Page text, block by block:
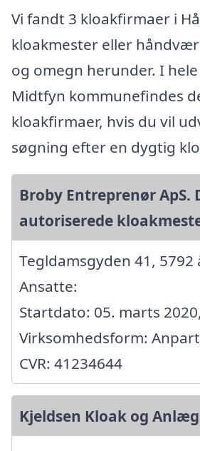
Vi fandt 3 kloakfirmaer i
kloakmester eller
og omegn herunder. I
Midtfyn kommunefindes
kloakfirmaer, hvis du vil
søgning efter en dygtig
Broby Entreprenør ApS.
autoriserede
Tegldamsgyden 41, 5792
Ansatte:
Startdato: 05. marts 2020,
Virksomhedsform:
CVR: 41234644
Kjeldsen Kloak og Anlæg